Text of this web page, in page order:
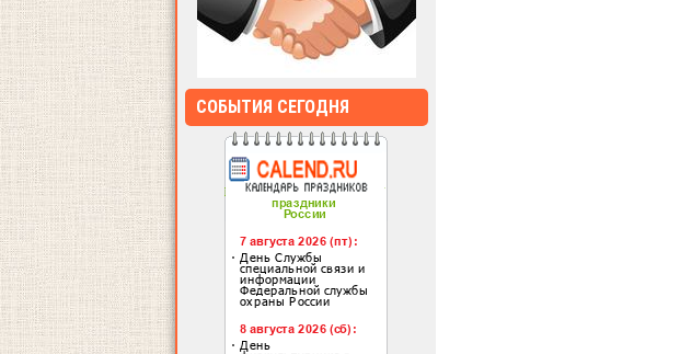
СОБЫТИЯ СЕГОДНЯ